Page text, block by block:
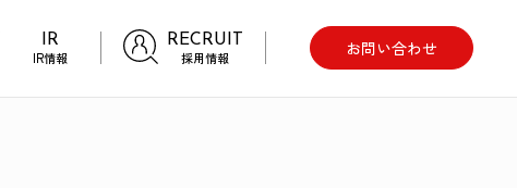
IR
IR情報
RECRUIT
採用情報
お問い合わせ